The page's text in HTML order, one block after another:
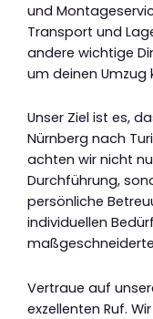
und
Transport und
andere wichtige
um deinen Umzug
Unser Ziel ist es,
Nürnberg nach
achten wir nicht
Durchführung,
persönliche
individuellen
Vertraue auf
exzellenten Ruf.